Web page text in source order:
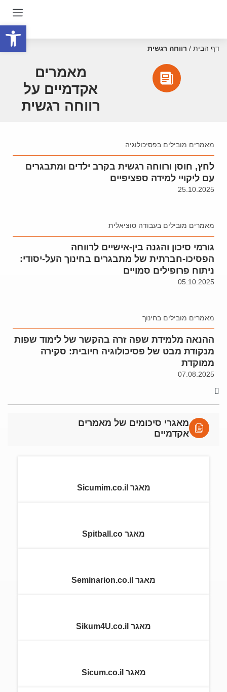
דף הבית / רווחה רגשית
מאמרים
אקדמיים על
רווחה רגשית
מאמרים מובילים בפסיכולוגיה
לחץ, חוסן ורווחה רגשית בקרב ילדים ומתבגרים
עם ליקויי למידה ספציפיים
25.10.2025
מאמרים מובילים בעבודה סוציאלית
גורמי סיכון והגנה בין-אישיים לרווחה
הפסיכו-חברתית של מתבגרים בחינוך העל-יסודי:
ניתוח פרופילים סמויים
05.10.2025
מאמרים מובילים בחינוך
ההנאה מלמידת שפה זרה בהקשר של לימוד שפות
מנקודת מבט של פסיכולוגיה חיובית: סקירה
ממוקדת
07.08.2025
מאגרי סיכומים של מאמרים
אקדמיים
מאגר Sicumim.co.il
מאגר Spitball.co
מאגר Seminarion.co.il
מאגר Sikum4U.co.il
מאגר Sicum.co.il
פתח